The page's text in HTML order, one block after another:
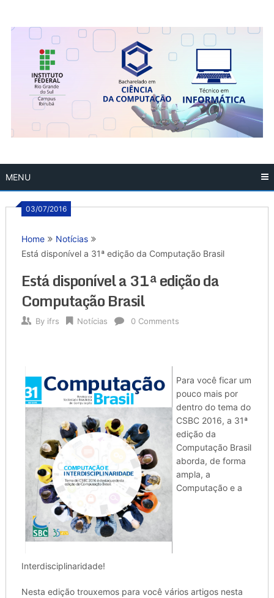
MENU
03/07/2016
Home
Notícias
Está disponível a 31ª edição da Computação Brasil
Está disponível a 31ª edição da
Computação Brasil
By ifrs Notícias 0 Comments
Para você ficar um
pouco mais por
dentro do tema do
CSBC 2016, a 31ª
edição da
Computação Brasil
aborda, de forma
ampla, a
Computação e a
Interdisciplinaridade!
Nesta edição trouxemos para você vários artigos nesta